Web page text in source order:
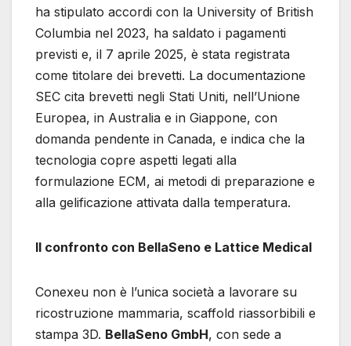
ha stipulato accordi con la University of British
Columbia nel 2023, ha saldato i pagamenti
previsti e, il 7 aprile 2025, è stata registrata
come titolare dei brevetti. La documentazione
SEC cita brevetti negli Stati Uniti, nell’Unione
Europea, in Australia e in Giappone, con
domanda pendente in Canada, e indica che la
tecnologia copre aspetti legati alla
formulazione ECM, ai metodi di preparazione e
alla gelificazione attivata dalla temperatura.
Il confronto con BellaSeno e Lattice Medical
Conexeu non è l’unica società a lavorare su
ricostruzione mammaria, scaffold riassorbibili e
stampa 3D. BellaSeno GmbH, con sede a